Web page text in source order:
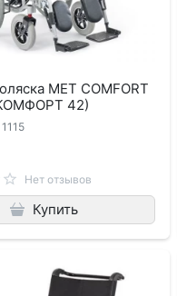
MET COMFORT
42)
Нет отзывов
Купить